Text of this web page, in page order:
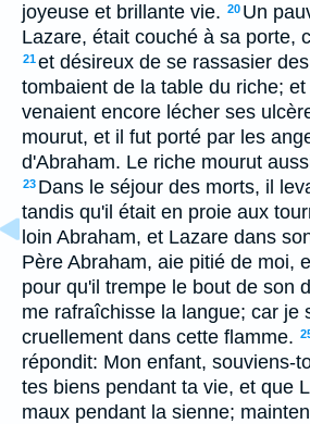
joyeuse et brillante vie. 20 Un
Lazare, était couché à sa porte,
21et désireux de se rassasier
tombaient de la table du riche;
venaient encore lécher ses
mourut, et il fut porté par les
d'Abraham. Le riche mourut
23 Dans le séjour des morts, il
tandis qu'il était en proie aux
loin Abraham, et Lazare dans
Père Abraham, aie pitié de moi,
pour qu'il trempe le bout de son
me rafraîchisse la langue; car je
cruellement dans cette flamme.
répondit: Mon enfant, souviens-
tes biens pendant ta vie, et que
maux pendant la sienne;